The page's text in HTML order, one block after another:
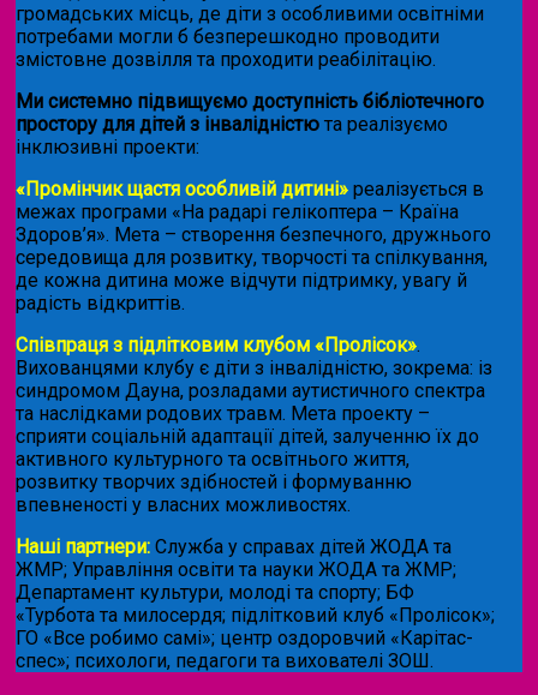
громадських місць, де діти з особливими освітніми
потребами могли б безперешкодно проводити
змістовне дозвілля та проходити реабілітацію.
Ми системно підвищуємо доступність бібліотечного
простору для дітей з інвалідністю та реалізуємо
інклюзивні проекти:
«Промінчик щастя особливій дитині» реалізується в
межах програми «На радарі гелікоптера – Країна
Здоров’я». Мета – створення безпечного, дружнього
середовища для розвитку, творчості та спілкування,
де кожна дитина може відчути підтримку, увагу й
радість відкриттів.
Співпраця з підлітковим клубом «Пролісок».
Вихованцями клубу є діти з інвалідністю, зокрема: із
синдромом Дауна, розладами аутистичного спектра
та наслідками родових травм. Мета проекту –
сприяти соціальній адаптації дітей, залученню їх до
активного культурного та освітнього життя,
розвитку творчих здібностей і формуванню
впевненості у власних можливостях.
Наші партнери: Служба у справах дітей ЖОДА та
ЖМР; Управління освіти та науки ЖОДА та ЖМР;
Департамент культури, молоді та спорту; БФ
«Турбота та милосердя; підлітковий клуб «Пролісок»;
ГО «Все робимо самі»; центр оздоровчий «Карітас-
спес»; психологи, педагоги та вихователі ЗОШ.